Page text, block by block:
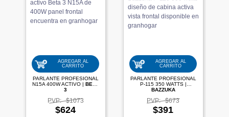
AGREGAR AL
CARRITO
PARLANTE PROFESIONAL
BETA
3
PVP: $1073
$624
AGREGAR AL
CARRITO
PARLANTE PROFESIONAL
BAZZUKA
PVP: $673
$391